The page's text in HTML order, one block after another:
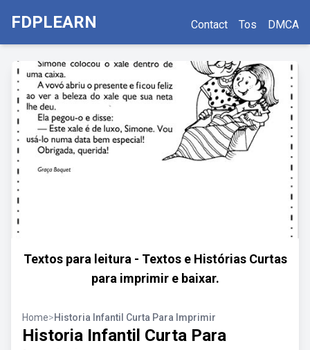
FDPLEARN Contact Tos DMCA
Textos para leitura - Textos e Histórias Curtas
para imprimir e baixar.
Home>Historia Infantil Curta Para Imprimir
Historia Infantil Curta Para